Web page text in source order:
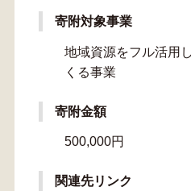
寄附対象事業
地域資源をフル活用
くる事業
寄附金額
500,000円
関連先リンク